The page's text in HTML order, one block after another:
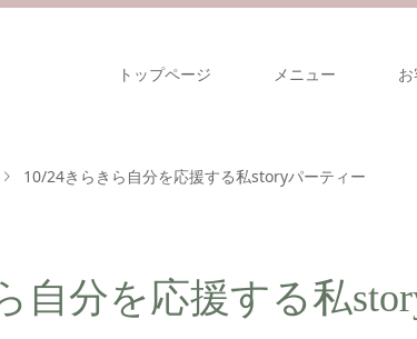
トップページ メニュー
10/24きらきら自分を応援する私storyパーティー
自分を応援する私